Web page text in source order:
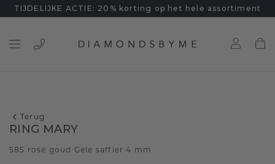
TIJDELIJKE ACTIE: 20% korting op het hele assortiment
Terug
RING MARY
585 rosé goud Gele saffier 4 mm